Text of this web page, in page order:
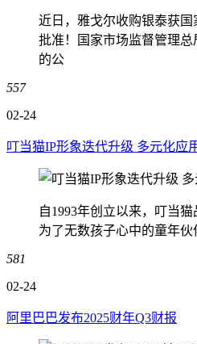
近日，雅戈尔收购银泰获
批准！国家市场监督管理
的公
557
02-24
叮当猫IP形象迭代升级 多元化应
自1993年创立以来，叮当
为了无数孩子心中的童年
581
02-24
阿里巴巴发布2025财年Q3财报